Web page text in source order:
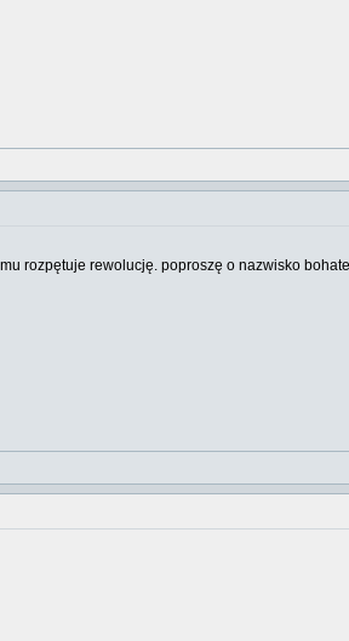
rozpętuje rewolucję. poproszę o nazwisko